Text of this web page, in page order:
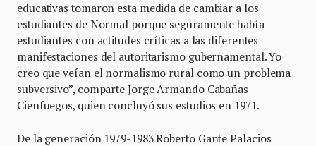
educativas tomaron esta medida de cambiar a los
estudiantes de Normal porque seguramente había
estudiantes con actitudes críticas a las diferentes
manifestaciones del autoritarismo gubernamental. Yo
creo que veían el normalismo rural como un problema
subversivo”, comparte Jorge Armando Cabañas
Cienfuegos, quien concluyó sus estudios en 1971.
De la generación 1979-1983 Roberto Gante Palacios